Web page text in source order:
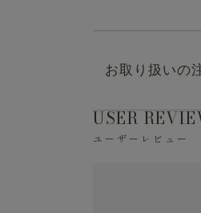
せても、一枚で
「ホワイト／ブ
すことをイメー
・1,2投
・マシンウォッ
・シワになりに
お取り扱いの
※液温は40℃を
※洗濯の際は中
USER
ユーザーレビュー